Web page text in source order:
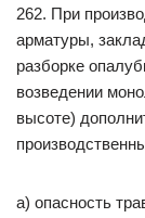
262. При
арматуры,
разборке
возведении
высоте)
а) опасность